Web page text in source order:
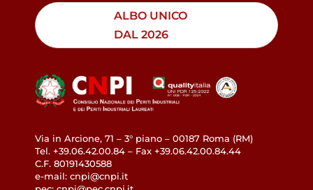
ALBO UNICO
DAL 2026
Via in Arcione, 71 – 3° piano – 00187 Roma (RM)
Tel. +39.06.42.00.84 – Fax +39.06.42.00.84.44
C.F. 80191430588
e-mail: cnpi@cnpi.it